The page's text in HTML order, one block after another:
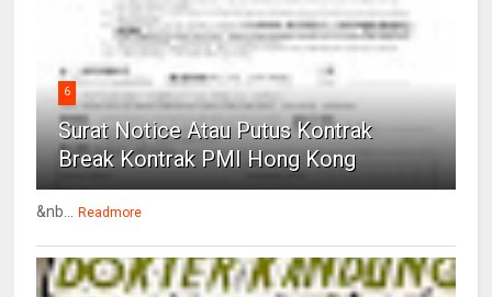
6
Surat Notice Atau Putus Kontrak
Break Kontrak PMI Hong Kong
&nb... Readmore